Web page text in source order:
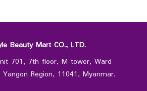
Beauty Mart CO., LTD.
701, 7th floor, M tower, Ward
Region, 11041, Myanmar.